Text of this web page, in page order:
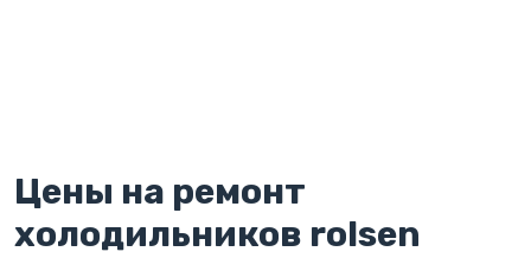
Цены на ремонт
холодильников rolsen